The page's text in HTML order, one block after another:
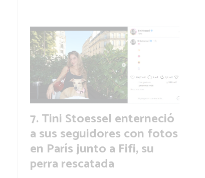
Tini Stoessel enterneció
a sus seguidores con fotos
en París junto a Fifi, su
perra rescatada